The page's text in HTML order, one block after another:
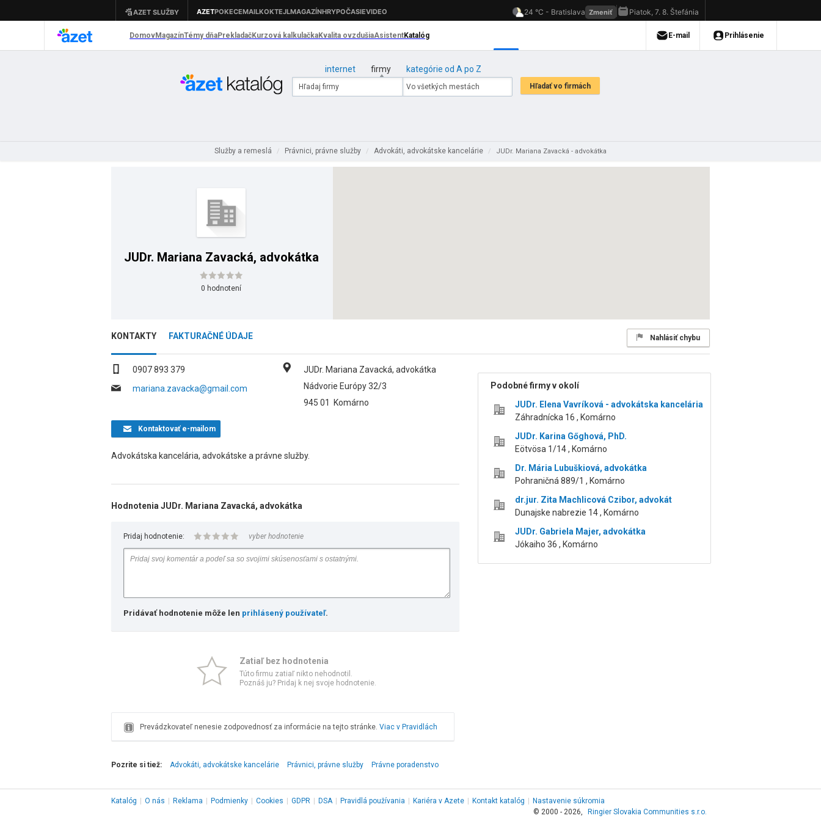
internet firmy kategórie od A po Z
Služby a remeslá / Právnici, právne služby / Advokáti, advokátske kancelárie / JUDr. Mariana Zavacká - advokátka
JUDr. Mariana Zavacká, advokátka
0 hodnotení
KONTAKTY FAKTURAČNÉ ÚDAJE Nahlásiť chybu
0907 893 379
mariana.zavacka@gmail.com
JUDr. Mariana Zavacká, advokátka
Nádvorie Európy 32/3
945 01
Komárno
Kontaktovaťe-mailom
Advokátska kancelária, advokátske a právne služby.
Hodnotenia JUDr. Mariana Zavacká, advokátka
Pridaj hodnotenie: vyber hodnotenie
Pridávať hodnotenie môže len prihlásený používateľ.
Zatiaľ bez hodnotenia
Túto firmu zatiaľ nikto nehodnotil.
Poznáš ju? Pridaj k nej svoje hodnotenie.
Prevádzkovateľ nenesie zodpovednosť za informácie na tejto stránke. Viac v Pravidlách
Podobné firmy v okolí
JUDr. Elena Vavríková - advokátska kancelária
Záhradnícka 16 , Komárno
JUDr. Karina Gőghová, PhD.
Eötvösa 1/14 , Komárno
Dr. Mária Lubuškiová, advokátka
Pohraničná 889/1 , Komárno
dr.jur. Zita Machlicová Czibor, advokát
Dunajske nabrezie 14 , Komárno
JUDr. Gabriela Majer, advokátka
Jókaiho 36 , Komárno
Pozrite si tiež: Advokáti, advokátske kancelárie Právnici, právne služby Právne poradenstvo
Katalóg O nás Reklama Podmienky Cookies GDPR DSA Pravidlá používania Kariéra v Azete Kontakt katalóg
Nastavenie súkromia
© 2000 - 2026,
Ringier Slovakia Communities s.r.o.